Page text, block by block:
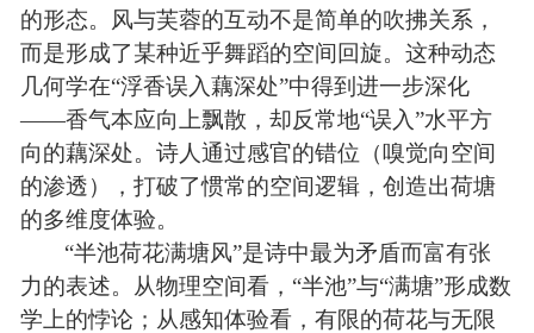
的形态。风与芙蓉的互动不是简单的吹拂关系，
而是形成了某种近乎舞蹈的空间回旋。这种动态
几何学在“浮香误入藕深处”中得到进一步深化
——香气本应向上飘散，却反常地“误入”水平方
向的藕深处。诗人通过感官的错位（嗅觉向空间
的渗透），打破了惯常的空间逻辑，创造出荷塘
的多维度体验。
“半池荷花满塘风”是诗中最为矛盾而富有张
力的表述。从物理空间看，“半池”与“满塘”形成数
学上的悖论；从感知体验看，有限的荷花与无限